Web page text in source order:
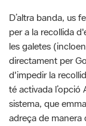
D’altra banda, us
per a la recollida
les galetes
directament per
d'impedir la
té activada
sistema, que
adreça de